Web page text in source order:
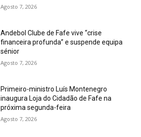
Agosto 7, 2026
Andebol Clube de Fafe vive “crise
financeira profunda” e suspende equipa
sénior
Agosto 7, 2026
Primeiro-ministro Luís Montenegro
inaugura Loja do Cidadão de Fafe na
próxima segunda-feira
Agosto 7, 2026